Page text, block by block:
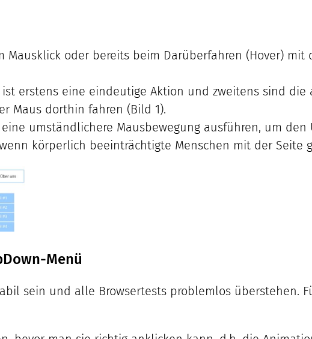
oder bereits beim Darüberfahren (Hover) mit
erstens eine eindeutige Aktion und zweitens sind
Maus dorthin fahren (Bild 1).
umständlichere Mausbewegung ausführen, um
körperlich beeinträchtigte Menschen mit der Seite
Menü
sein und alle Browsertests problemlos überstehen.